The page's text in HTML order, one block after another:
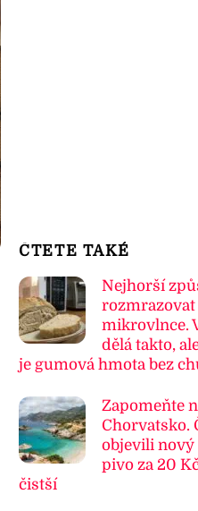
ČTETE TAKÉ
Nejhorší
rozmrazovat
mikrovlnce.
dělá takto,
je gumová hmota bez
Zapomeňte
Chorvatsko.
objevili nový
pivo za 20
čistší